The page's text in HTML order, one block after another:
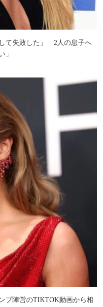
て失敗した」 2人の息子へ
」
プ陣営のTIKTOK動画から相